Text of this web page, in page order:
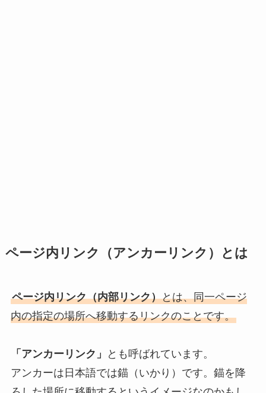
ページ内リンク（アンカーリンク）とは
ページ内リンク（内部リンク）とは、同一ページ
内の指定の場所へ移動するリンクのことです。
「アンカーリンク」
とも呼ばれています。
アンカーは日本語では錨（いかり）です。錨を降